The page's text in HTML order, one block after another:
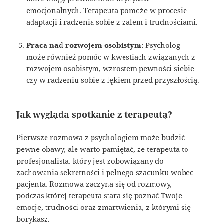
emocjonalnych. Terapeuta pomoże w procesie
adaptacji i radzenia sobie z żalem i trudnościami.
Praca nad rozwojem osobistym: Psycholog
może również pomóc w kwestiach związanych z
rozwojem osobistym, wzrostem pewności siebie
czy w radzeniu sobie z lękiem przed przyszłością.
Jak wygląda spotkanie z terapeutą?
Pierwsze rozmowa z psychologiem może budzić
pewne obawy, ale warto pamiętać, że terapeuta to
profesjonalista, który jest zobowiązany do
zachowania sekretności i pełnego szacunku wobec
pacjenta. Rozmowa zaczyna się od rozmowy,
podczas której terapeuta stara się poznać Twoje
emocje, trudności oraz zmartwienia, z którymi się
borykasz.